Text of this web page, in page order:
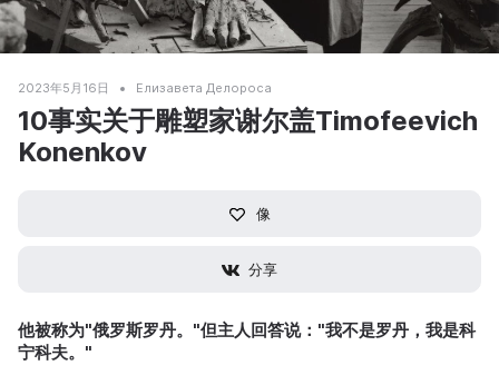
2023年5月16日 Елизавета Делороса
10事实关于雕塑家谢尔盖Timofeevich
Konenkov
像
分享
他被称为"俄罗斯罗丹。"但主人回答说："我不是罗丹，我是科
宁科夫。"